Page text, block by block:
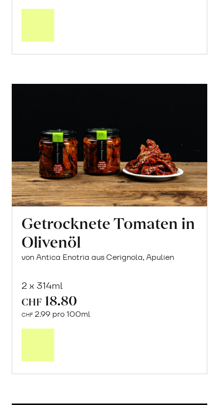
Getrocknete Tomaten in
Olivenöl
von Antica Enotria aus Cerignola, Apulien
2 x 314ml
CHF 18.80
CHF 2.99 pro 100ml